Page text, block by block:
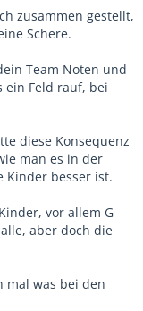
zusammen gestellt,
Schere.
Team Noten und
ein Feld rauf, bei
diese Konsequenz
man es in der
Kinder besser ist.
vor allem G
aber doch die
mal was bei den